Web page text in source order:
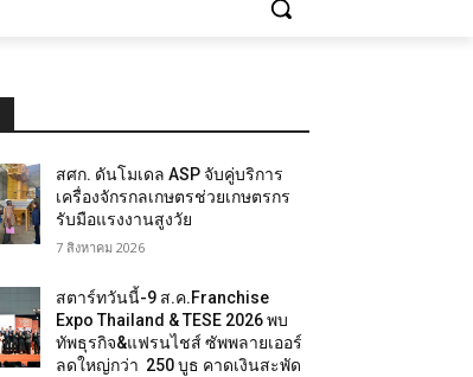
สศก. ดันโมเดล ASP จับคู่บริการ
เครื่องจักรกลเกษตรช่วยเกษตรกร
รับมือแรงงานสูงวัย
7 สิงหาคม 2026
สตาร์ทวันนี้-9 ส.ค.Franchise
Expo Thailand & TESE 2026 พบ
ทัพธุรกิจ&แฟรนไชส์ ซัพพลายเออร์
ลดใหญ่กว่า 250 บูธ คาดเงินสะพัด